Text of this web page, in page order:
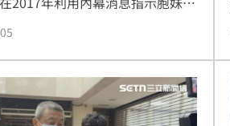
造《開心鬼》、《家有囍事》等
。案件已押後至2026年6月9日正
百鳴獲准繼續保釋。